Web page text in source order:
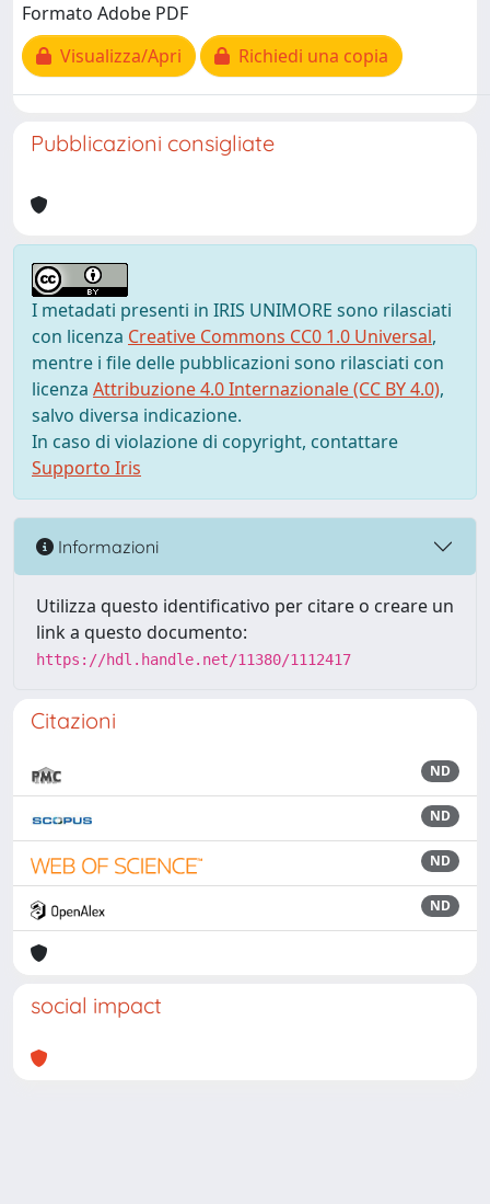
Formato Adobe PDF
Visualizza/Apri
Richiedi una copia
Pubblicazioni consigliate
I metadati presenti in IRIS UNIMORE sono rilasciati
con licenza Creative Commons CC0 1.0 Universal,
mentre i file delle pubblicazioni sono rilasciati con
licenza Attribuzione 4.0 Internazionale (CC BY 4.0),
salvo diversa indicazione.
In caso di violazione di copyright, contattare
Supporto Iris
Informazioni
Utilizza questo identificativo per citare o creare un
link a questo documento:
https://hdl.handle.net/11380/1112417
Citazioni
ND
ND
ND
ND
social impact